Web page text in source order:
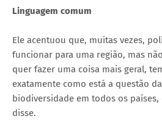
Linguagem comum
Ele acentuou que, muitas vezes,
funcionar para uma região, mas
quer fazer uma coisa mais geral,
exatamente como está a questão
biodiversidade em todos os países,
disse.